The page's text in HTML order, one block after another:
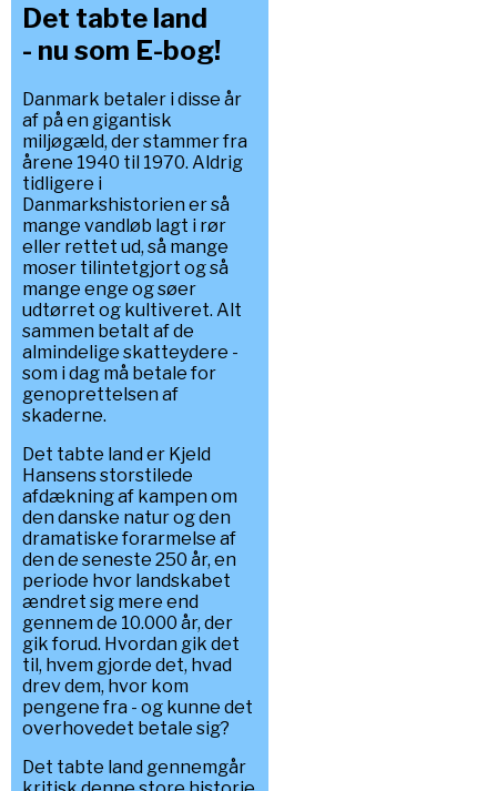
Det tabte land
- nu som E-bog!
Danmark betaler i disse år
af på en gigantisk
miljøgæld, der stammer fra
årene 1940 til 1970. Aldrig
tidligere i
Danmarkshistorien er så
mange vandløb lagt i rør
eller rettet ud, så mange
moser tilintetgjort og så
mange enge og søer
udtørret og kultiveret. Alt
sammen betalt af de
almindelige skatteydere -
som i dag må betale for
genoprettelsen af
skaderne.
Det tabte land er Kjeld
Hansens storstilede
afdækning af kampen om
den danske natur og den
dramatiske forarmelse af
den de seneste 250 år, en
periode hvor landskabet
ændret sig mere end
gennem de 10.000 år, der
gik forud. Hvordan gik det
til, hvem gjorde det, hvad
drev dem, hvor kom
pengene fra - og kunne det
overhovedet betale sig?
Det tabte land gennemgår